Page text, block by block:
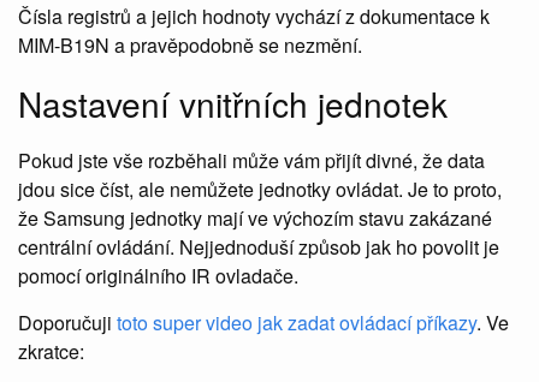
Čísla registrů a jejich hodnoty vychází z dokumentace k
MIM-B19N a pravěpodobně se nezmění.
Nastavení vnitřních jednotek
Pokud jste vše rozběhali může vám přijít divné, že data
jdou sice číst, ale nemůžete jednotky ovládat. Je to proto,
že Samsung jednotky mají ve výchozím stavu zakázané
centrální ovládání. Nejjednoduší způsob jak ho povolit je
pomocí originálního IR ovladače.
Doporučuji toto super video jak zadat ovládací příkazy. Ve
zkratce: